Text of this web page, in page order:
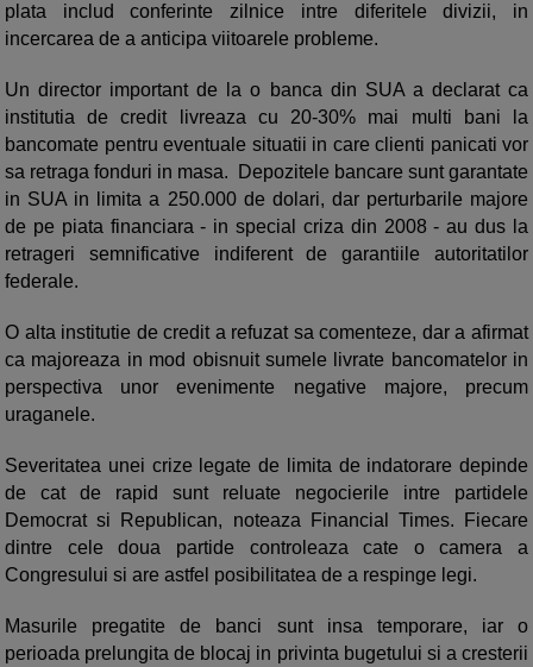
plata includ conferinte zilnice intre diferitele divizii, in
incercarea de a anticipa viitoarele probleme.
Un director important de la o banca din SUA a declarat ca
institutia de credit livreaza cu 20-30% mai multi bani la
bancomate pentru eventuale situatii in care clienti panicati vor
sa retraga fonduri in masa. Depozitele bancare sunt garantate
in SUA in limita a 250.000 de dolari, dar perturbarile majore
de pe piata financiara - in special criza din 2008 - au dus la
retrageri semnificative indiferent de garantiile autoritatilor
federale.
O alta institutie de credit a refuzat sa comenteze, dar a afirmat
ca majoreaza in mod obisnuit sumele livrate bancomatelor in
perspectiva unor evenimente negative majore, precum
uraganele.
Severitatea unei crize legate de limita de indatorare depinde
de cat de rapid sunt reluate negocierile intre partidele
Democrat si Republican, noteaza Financial Times. Fiecare
dintre cele doua partide controleaza cate o camera a
Congresului si are astfel posibilitatea de a respinge legi.
Masurile pregatite de banci sunt insa temporare, iar o
perioada prelungita de blocaj in privinta bugetului si a cresterii